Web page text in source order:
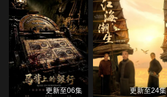
更新至06集 更新至24集